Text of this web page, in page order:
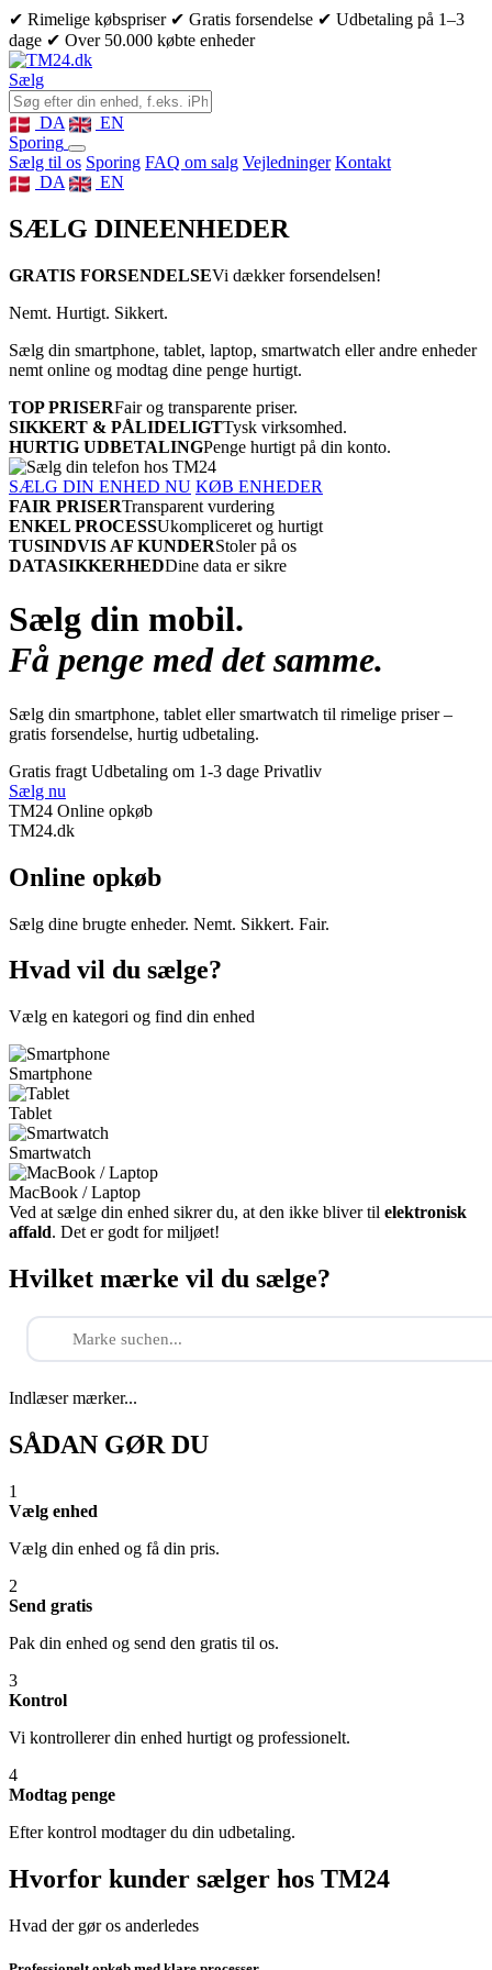
✔ Rimelige købspriser ✔ Gratis forsendelse ✔ Udbetaling på 1–3
dage ✔ Over 50.000 købte enheder
Sælg
DA
EN
Sporing
Sælg til os Sporing FAQ om salg Vejledninger Kontakt
DA
EN
SÆLG DINEENHEDER
GRATIS FORSENDELSEVi dækker forsendelsen!
Nemt. Hurtigt. Sikkert.
Sælg din smartphone, tablet, laptop, smartwatch eller andre enheder
nemt online og modtag dine penge hurtigt.
TOP PRISERFair og transparente priser.
SIKKERT & PÅLIDELIGTTysk virksomhed.
HURTIG UDBETALINGPenge hurtigt på din konto.
SÆLG DIN ENHED NU KØB ENHEDER
FAIR PRISERTransparent vurdering
ENKEL PROCESSUkompliceret og hurtigt
TUSINDVIS AF KUNDERStoler på os
DATASIKKERHEDDine data er sikre
Sælg din mobil.
Få penge med det samme.
Sælg din smartphone, tablet eller smartwatch til rimelige priser –
gratis forsendelse, hurtig udbetaling.
Gratis fragt Udbetaling om 1-3 dage Privatliv
Sælg nu
TM24 Online opkøb
TM24.dk
Online opkøb
Sælg dine brugte enheder. Nemt. Sikkert. Fair.
Hvad vil du sælge?
Vælg en kategori og find din enhed
Smartphone
Tablet
Smartwatch
MacBook / Laptop
Ved at sælge din enhed sikrer du, at den ikke bliver til elektronisk
affald. Det er godt for miljøet!
Hvilket mærke vil du sælge?
Indlæser mærker...
SÅDAN GØR DU
1
Vælg enhed
Vælg din enhed og få din pris.
2
Send gratis
Pak din enhed og send den gratis til os.
3
Kontrol
Vi kontrollerer din enhed hurtigt og professionelt.
4
Modtag penge
Efter kontrol modtager du din udbetaling.
Hvorfor kunder sælger hos TM24
Hvad der gør os anderledes